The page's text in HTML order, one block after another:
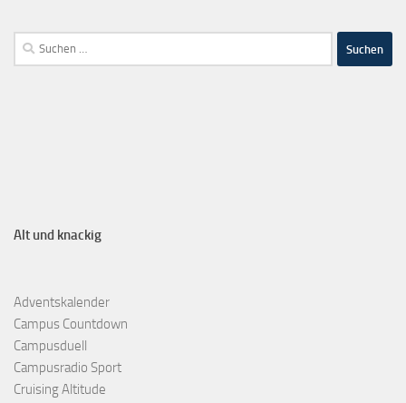
Alt und knackig
Adventskalender
Campus Countdown
Campusduell
Campusradio Sport
Cruising Altitude